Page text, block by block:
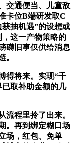
交通便当、儿童敌
卡位B端研发取C
抽机遇”的设想或
这一产物策略的
礴旧事仅供给消息
。
将来。实现“千
已取补助金额的几
程里拎了出来。
。再到绑定糊口场
场，红包、免单